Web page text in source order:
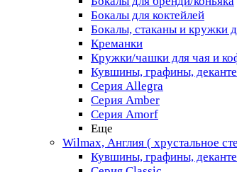
Бокалы для коктейлей
Бокалы, стаканы и кружки
Креманки
Кружки/чашки для чая и
Кувшины, графины,
Серия Allegra
Серия Amber
Серия Amorf
Еще
Wilmax, Англия ( хрустальное
Кувшины, графины,